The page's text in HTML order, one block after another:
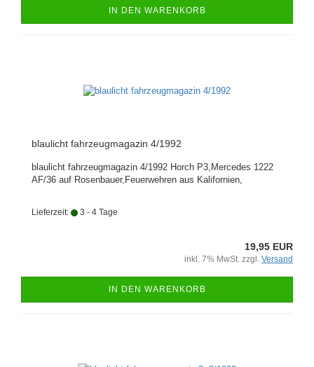
IN DEN WARENKORB
blaulicht fahrzeugmagazin 4/1992
blaulicht fahrzeugmagazin 4/1992 Horch P3,Mercedes 1222
AF/36 auf Rosenbauer,Feuerwehren aus Kalifornien,
Lieferzeit: 3 - 4 Tage
19,95 EUR
inkl. 7% MwSt. zzgl. Versand
IN DEN WARENKORB